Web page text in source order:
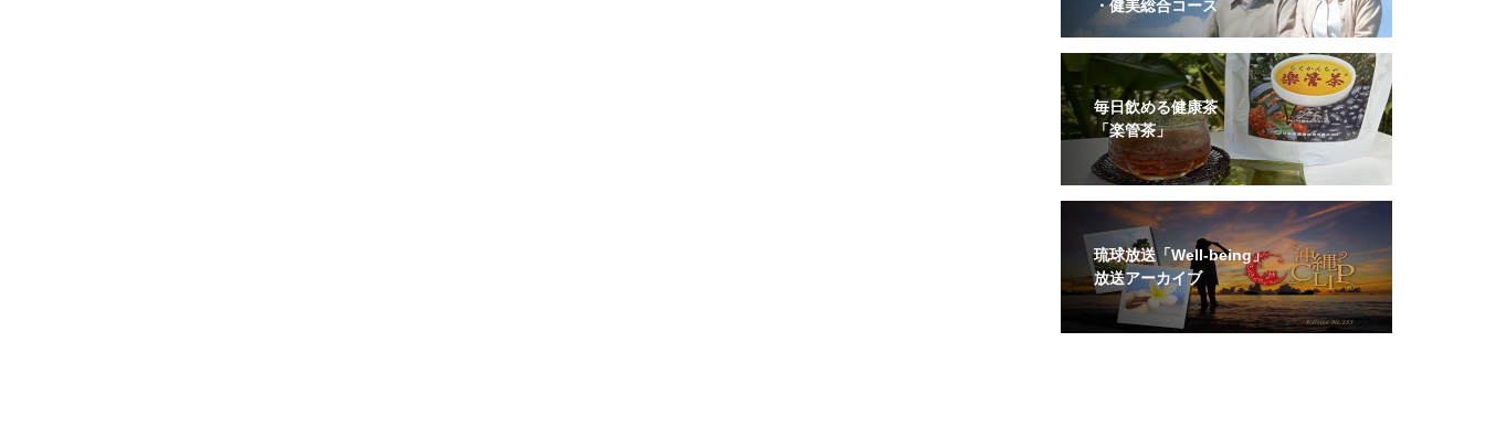
・健美総合コース
毎日飲める健康茶
「楽管茶」
琉球放送「Well-being」
放送アーカイブ